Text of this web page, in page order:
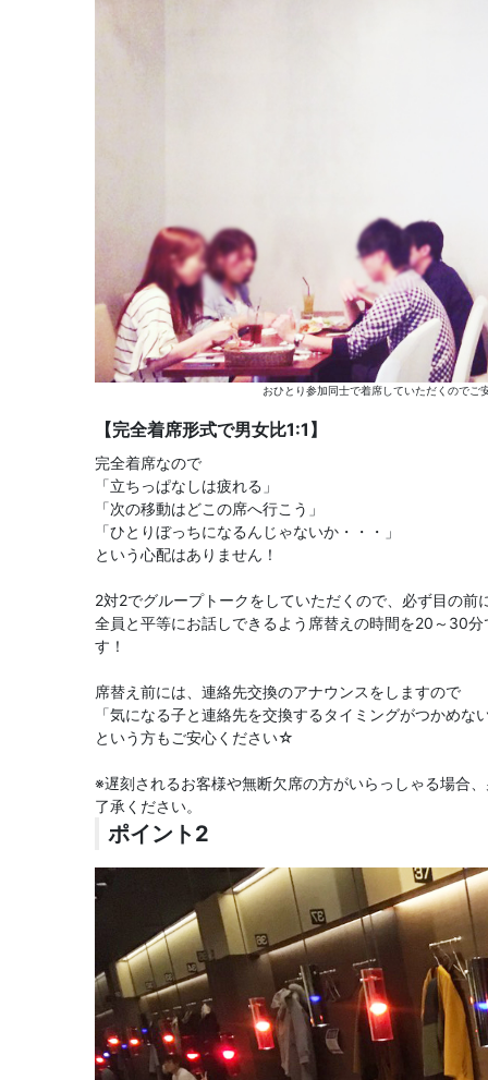
おひとり参加同士で着席していただくので
【完全着席形式で男女比1:1】
完全着席なので
「立ちっぱなしは疲れる」
「次の移動はどこの席へ行こう」
「ひとりぼっちになるんじゃないか・・・」
という心配はありません！
2対2でグループトークをしていただくので、必ず目の前
全員と平等にお話しできるよう席替えの時間を20～30
す！
席替え前には、連絡先交換のアナウンスをしますので
「気になる子と連絡先を交換するタイミングがつかめな
という方もご安心ください☆
※遅刻されるお客様や無断欠席の方がいらっしゃる場合
了承ください。
ポイント2